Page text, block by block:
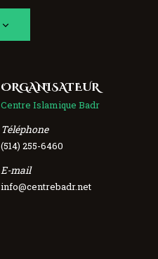
ORGANISATEUR
Centre Islamique Badr
Téléphone
(514) 255-6460
E-mail
info@centrebadr.net